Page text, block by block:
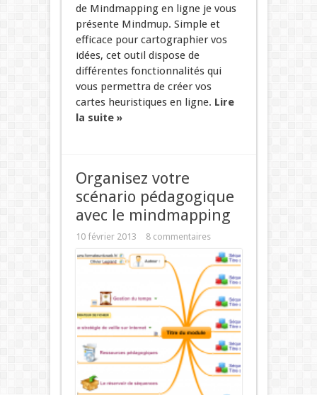
de Mindmapping en ligne je vous
présente Mindmup. Simple et
efficace pour cartographier vos
idées, cet outil dispose de
différentes fonctionnalités qui
vous permettra de créer vos
cartes heuristiques en ligne. Lire
la suite »
Organisez votre
scénario pédagogique
avec le mindmapping
10 février 2013 8 commentaires